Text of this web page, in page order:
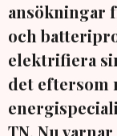
ansökningar
och
elektrifiera
det eftersom
TN. Nu